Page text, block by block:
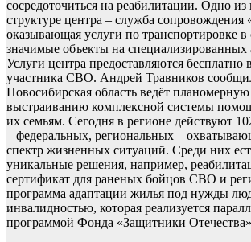
сосредоточиться на реабилитации. Одно из
структуре центра – служба сопровождения
оказывающая услуги по транспортировке в
значимые объекты на специализированных
Услуги центра предоставляются бесплатно
участника СВО. Андрей Травников
Новосибирская область ведёт
выстраиванию комплексной системы
их семьям. Сегодня в регионе действуют
– федеральных, региональных –
спектр жизненных ситуаций. Среди них
уникальные решения, например,
сертификат для раненых бойцов СВО и
программа адаптации жилья под нужды
инвалидностью, которая реализуется
программой Фонда «Защитники